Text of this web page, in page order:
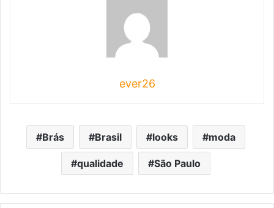
ever26
Brás Brasil looks moda
qualidade São Paulo